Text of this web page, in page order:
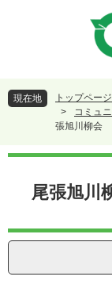
頭
で
飛
ば
本
現在地 トップページ
>
コミュ
張旭川柳会
本
尾張旭川